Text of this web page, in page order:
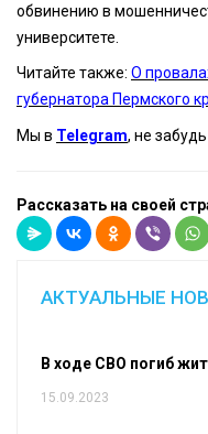
обвинению в
университете.
Читайте также: О
губернатора Пермского
Мы в Telegram, не
Рассказать на своей
АКТУАЛЬНЫЕ
В ходе СВО погиб
15.09.2023